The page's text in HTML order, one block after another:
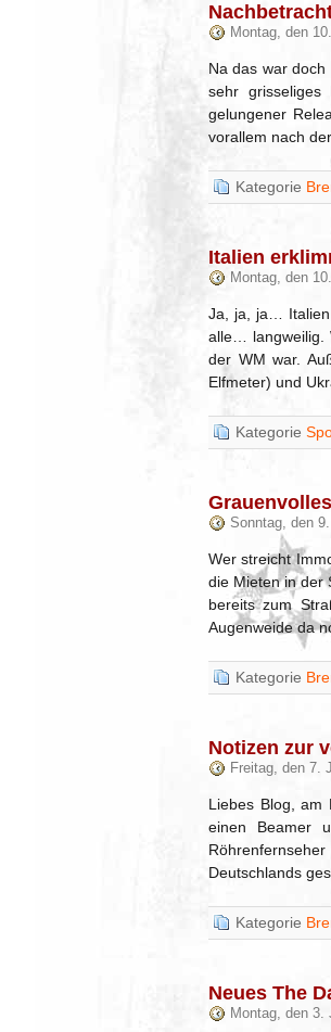
Montag, den
Na das war
sehr
gelungener
vorallem nach
Kategorie
Italien
Montag, den
Ja, ja, ja…
alle… langweilig.
der WM war.
Elfmeter) und
Kategorie
Sonntag, den
Wer streicht
die Mieten in der
bereits zum
Augenweide da
Kategorie
Notizen zur
Freitag, den 7.
Liebes Blog, am
einen Beamer
Deutschlands
Kategorie
Neues The
Montag, den 3.